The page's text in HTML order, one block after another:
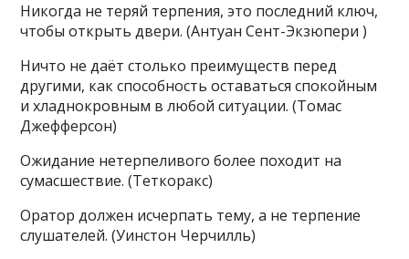
Никогда не теряй терпения, это последний ключ,
чтобы открыть двери. (Антуан Сент-Экзюпери )
Ничто не даёт столько преимуществ перед
другими, как способность оставаться спокойным
и хладнокровным в любой ситуации. (Томас
Джефферсон)
Ожидание нетерпеливого более походит на
сумасшествие. (Теткоракс)
Оратор должен исчерпать тему, а не терпение
слушателей. (Уинстон Черчилль)